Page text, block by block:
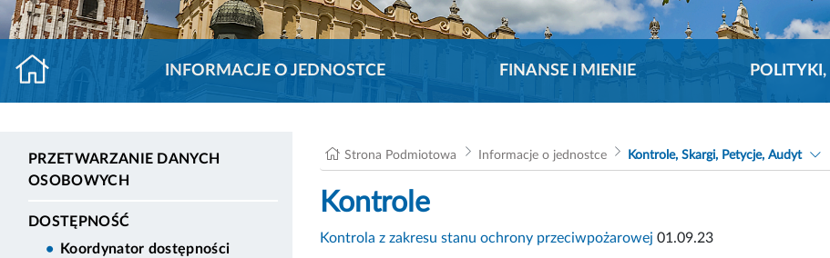
INFORMACJE O JEDNOSTCE FINANSE I MIENIE
PRZETWARZANIE DANYCH
OSOBOWYCH
DOSTĘPNOŚĆ
Koordynator dostępności
Strona Podmiotowa Informacje o jednostce Kontrole, Skargi, Petycje, Audyt
Kontrole
Kontrola z zakresu stanu ochrony przeciwpożarowej 01.09.23